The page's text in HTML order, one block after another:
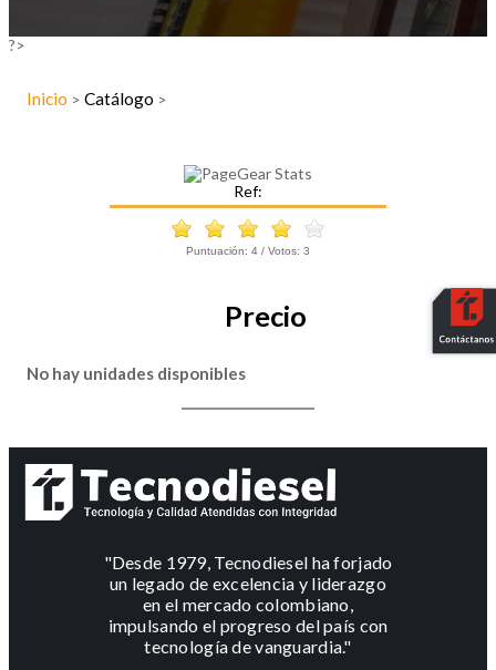
?>
Inicio > Catálogo >
Ref:
Puntuación: 4 / Votos: 3
Precio
No hay unidades disponibles
"Desde 1979, Tecnodiesel ha forjado
un legado de excelencia y liderazgo
en el mercado colombiano,
impulsando el progreso del país con
tecnología de vanguardia."